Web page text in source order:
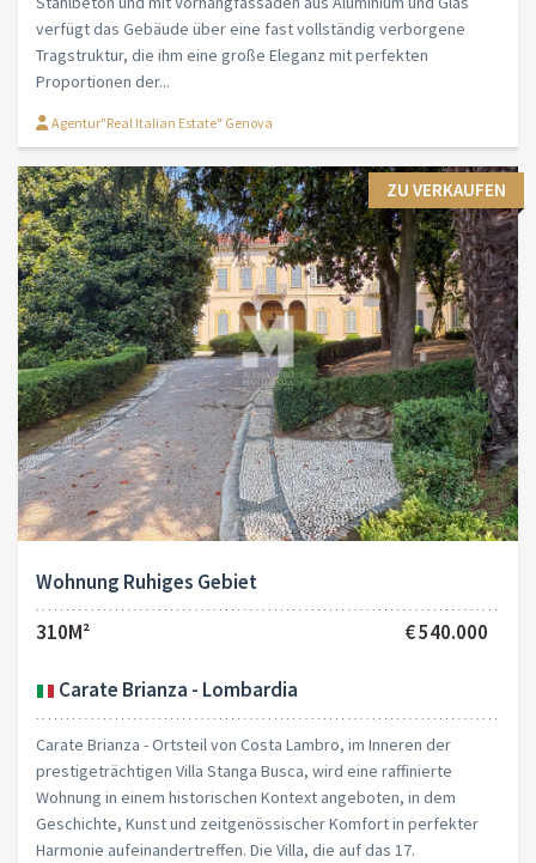
verfügt das Gebäude über eine fast vollständig verborgene
Tragstruktur, die ihm eine große Eleganz mit perfekten
Proportionen der...
Agentur"Real Italian Estate" Genova
ZU VERKAUFEN
Wohnung Ruhiges Gebiet
310M²
€ 540.000
Carate Brianza - Lombardia
Carate Brianza - Ortsteil von Costa Lambro, im Inneren der
prestigeträchtigen Villa Stanga Busca, wird eine raffinierte
Wohnung in einem historischen Kontext angeboten, in dem
Geschichte, Kunst und zeitgenössischer Komfort in perfekter
Harmonie aufeinandertreffen. Die Villa, die auf das 17.